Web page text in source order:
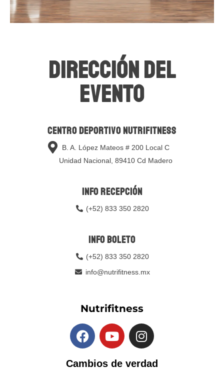
Dirección del
evento
Centro deportivo nutrifitness
B. A. López Mateos # 200 Local C
Unidad Nacional, 89410 Cd Madero
Info Recepción
(+52) 833 350 2820
info boleto
(+52) 833 350 2820​
info@nutrifitness.mx
Nutrifitness
Cambios de verdad